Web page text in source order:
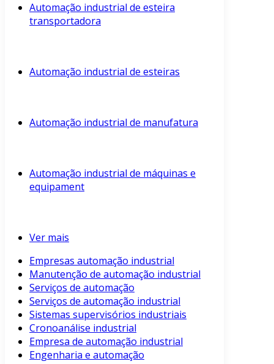
Automação industrial de esteira
transportadora
Automação industrial de esteiras
Automação industrial de manufatura
Automação industrial de máquinas e
equipament
Ver mais
Empresas automação industrial
Manutenção de automação industrial
Serviços de automação
Serviços de automação industrial
Sistemas supervisórios industriais
Cronoanálise industrial
Empresa de automação industrial
Engenharia e automação